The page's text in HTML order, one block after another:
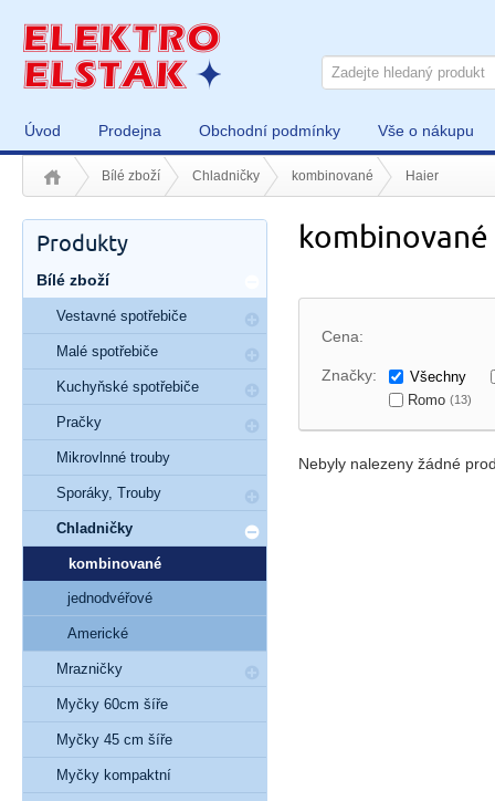
Úvod Prodejna Obchodní podmínky Vše o nákupu
Bílé zboží Chladničky kombinované Haier
Cena:
Značky:
Všechny
Romo (13)
Nebyly nalezeny žádné
Produkty
Bílé zboží
Vestavné spotřebiče
Malé spotřebiče
Kuchyňské spotřebiče
Pračky
Mikrovlnné trouby
Sporáky, Trouby
Chladničky
kombinované
jednodvéřové
Americké
Mrazničky
Myčky 60cm šíře
Myčky 45 cm šíře
Myčky kompaktní